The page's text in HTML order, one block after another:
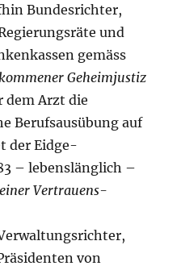
Bundesrichter,
und
gemäss
Ge­heimjustiz
dem Arzt die
Be­rufs­ausübung auf
der Eidge­
– le­bens­länglich –
einer Vertrauens­
von